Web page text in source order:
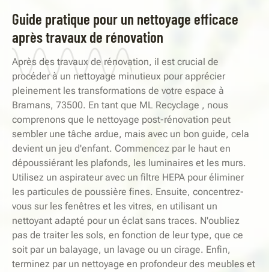
Guide pratique pour un nettoyage efficace
après travaux de rénovation
Après des travaux de rénovation, il est crucial de
procéder à un nettoyage minutieux pour apprécier
pleinement les transformations de votre espace à
Bramans, 73500. En tant que ML Recyclage , nous
comprenons que le nettoyage post-rénovation peut
sembler une tâche ardue, mais avec un bon guide, cela
devient un jeu d'enfant. Commencez par le haut en
dépoussiérant les plafonds, les luminaires et les murs.
Utilisez un aspirateur avec un filtre HEPA pour éliminer
les particules de poussière fines. Ensuite, concentrez-
vous sur les fenêtres et les vitres, en utilisant un
nettoyant adapté pour un éclat sans traces. N'oubliez
pas de traiter les sols, en fonction de leur type, que ce
soit par un balayage, un lavage ou un cirage. Enfin,
terminez par un nettoyage en profondeur des meubles et